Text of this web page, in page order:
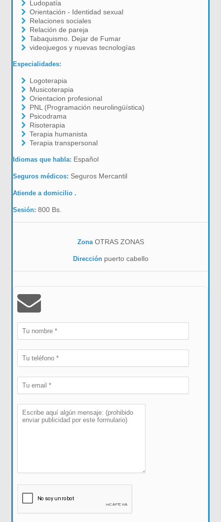
Ludopatía
Orientación - Identidad sexual
Relaciones sociales
Relación de pareja
Tabaquismo. Dejar de Fumar
videojuegos y nuevas tecnologías
Especialidades:
Logoterapia
Musicoterapia
Orientacion profesional
PNL (Programación neurolingüística)
Psicodrama
Risoterapia
Terapia humanista
Terapia transpersonal
Idiomas que habla: Español
Seguros médicos: Seguros Mercantil
Atiende a domicilio .
Sesión:800 Bs.
Zona OTRAS ZONAS
Direcciónpuerto cabello